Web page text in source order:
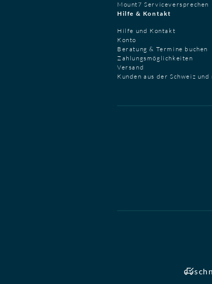
Mount7 Serviceversprechen
Hilfe & Kontakt
Hilfe und Kontakt
Konto
Beratung & Termine buchen
Zahlungsmöglichkeiten
Versand
Kunden aus der Schweiz